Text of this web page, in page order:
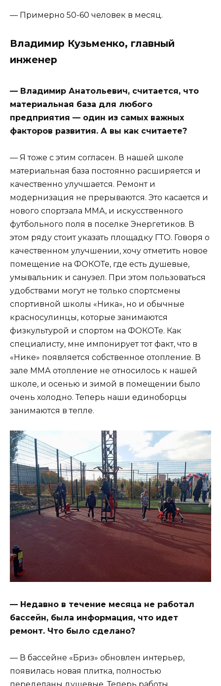
— Примерно 50-60 человек в месяц.
Владимир Кузьменко, главный
инженер
— Владимир Анатольевич, считается, что
материальная база для любого
предприятия — один из самых важных
факторов развития. А вы как считаете?
— Я тоже с этим согласен. В нашей школе
материальная база постоянно расширяется и
качественно улучшается. Ремонт и
модернизация не прерываются. Это касается и
нового спортзала ММА, и искусственного
футбольного поля в поселке Энергетиков. В
этом ряду стоит указать площадку ГТО. Говоря о
качественном улучшении, хочу отметить новое
помещение на ФОКОТе, где есть душевые,
умывальник и санузел. При этом пользоваться
удобствами могут не только спортсмены
спортивной школы «Ника», но и обычные
красносулинцы, которые занимаются
физкультурой и спортом на ФОКОТе. Как
специалисту, мне импонирует тот факт, что в
«Нике» появляется собственное отопление. В
зале ММА отопление не относилось к нашей
школе, и осенью и зимой в помещении было
очень холодно. Теперь наши единоборцы
занимаются в тепле.
— Недавно в течение месяца не работал
бассейн, была информация, что идет
ремонт. Что было сделано?
— В бассейне «Бриз» обновлен интерьер,
появилась новая плитка, полностью